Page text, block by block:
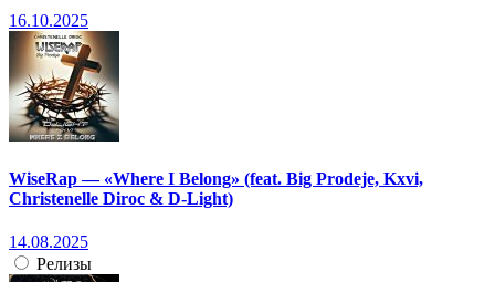
16.10.2025
WiseRap — «Where I Belong» (feat. Big Prodeje, Kxvi,
Christenelle Diroc & D-Light)
14.08.2025
Релизы